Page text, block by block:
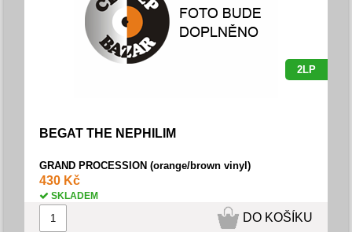
2LP
BEGAT THE NEPHILIM
GRAND PROCESSION (orange/brown vinyl)
430 Kč
SKLADEM
DO KOŠÍKU